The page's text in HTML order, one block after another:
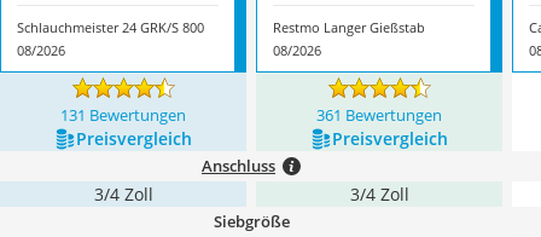
Schlauchmeister 24 GRK/S 800
08/2026
Restmo Langer Gießstab
08/2026
131 Bewertungen 361 Bewertungen
Preis­vergleich Preis­vergleich
Anschluss
3/4 Zoll 3/4 Zoll
Siebgröße